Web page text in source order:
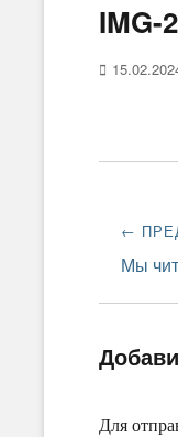
IMG-
по
←
Мы
Для